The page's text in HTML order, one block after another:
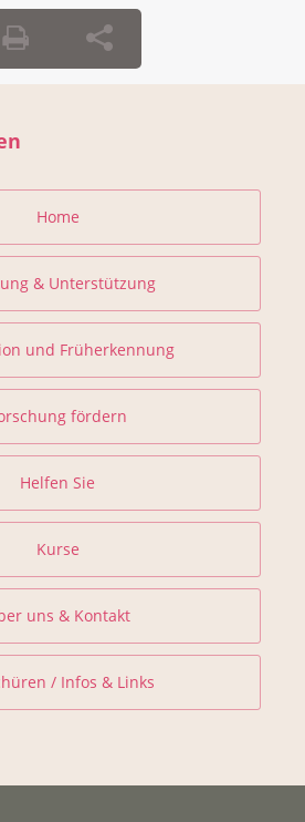
Home
& Unterstützung
und Früherkennung
fördern
Helfen Sie
Kurse
uns & Kontakt
/ Infos & Links